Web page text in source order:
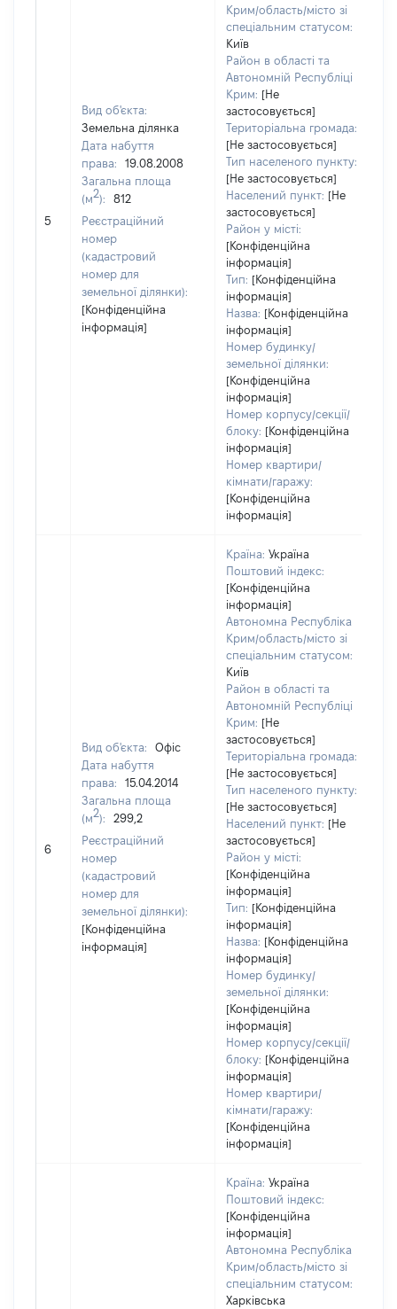
5
Вид об'єкта:
Земельна ділянка
Дата набуття
права:
19.08.2008
Загальна площа
(м2):
812
Реєстраційний
номер
(кадастровий
номер для
земельної ділянки):
[Конфіденційна
інформація]
Крим/область/місто зі
спеціальним статусом:
Київ
Район в області та
Автономній Республіці
Крим: [Не
застосовується]
Територіальна громада:
[Не застосовується]
Тип населеного пункту:
[Не застосовується]
Населений пункт: [Не
застосовується]
Район у місті:
[Конфіденційна
інформація]
Тип: [Конфіденційна
інформація]
Назва: [Конфіденційна
інформація]
Номер будинку/
земельної ділянки:
[Конфіденційна
інформація]
Номер корпусу/секції/
блоку: [Конфіденційна
інформація]
Номер квартири/
кімнати/гаражу:
[Конфіденційна
інформація]
6
Вид об'єкта:
Офіс
Дата набуття
права:
15.04.2014
Загальна площа
(м2):
299,2
Реєстраційний
номер
(кадастровий
номер для
земельної ділянки):
[Конфіденційна
інформація]
Країна: Україна
Поштовий індекс:
[Конфіденційна
інформація]
Автономна Республіка
Крим/область/місто зі
спеціальним статусом:
Київ
Район в області та
Автономній Республіці
Крим: [Не
застосовується]
Територіальна громада:
[Не застосовується]
Тип населеного пункту:
[Не застосовується]
Населений пункт: [Не
застосовується]
Район у місті:
[Конфіденційна
інформація]
Тип: [Конфіденційна
інформація]
Назва: [Конфіденційна
інформація]
Номер будинку/
земельної ділянки:
[Конфіденційна
інформація]
Номер корпусу/секції/
блоку: [Конфіденційна
інформація]
Номер квартири/
кімнати/гаражу:
[Конфіденційна
інформація]
Країна: Україна
Поштовий індекс:
[Конфіденційна
інформація]
Автономна Республіка
Крим/область/місто зі
спеціальним статусом:
Харківська